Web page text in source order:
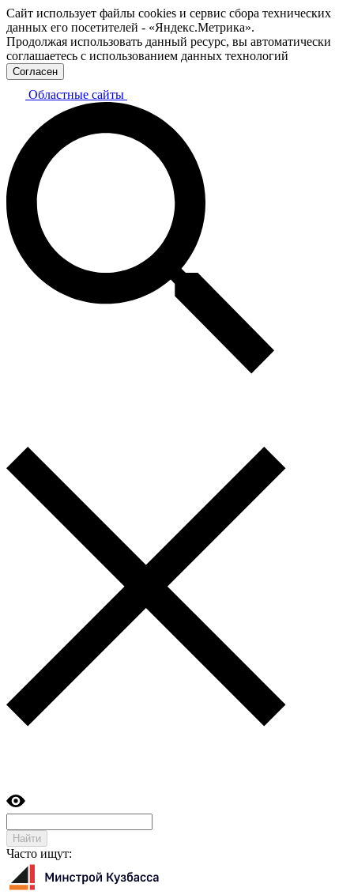
Сайт использует файлы cookies и сервис сбора технических
данных его посетителей - «Яндекс.Метрика».
Продолжая использовать данный ресурс, вы автоматически
соглашаетесь с использованием данных технологий
Согласен
Областные сайты
Найти
Часто ищут: